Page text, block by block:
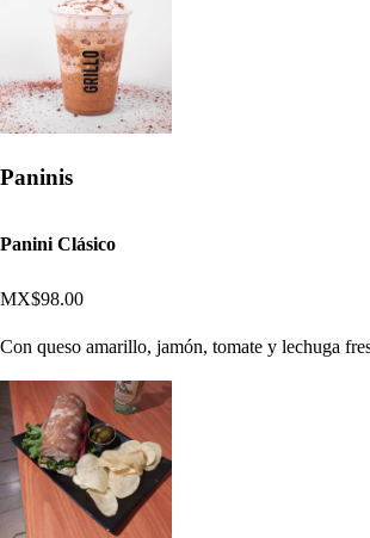
Paninis
Panini Clásico
MX$98.00
Con queso amarillo, jamón, tomate y lechuga